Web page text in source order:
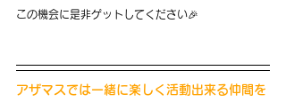
この機会に是非ゲットしてください🎉
アザマスでは一緒に楽しく活動出来る仲間を